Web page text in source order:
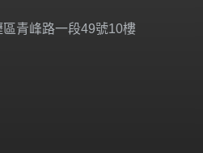
青峰路一段49號10樓